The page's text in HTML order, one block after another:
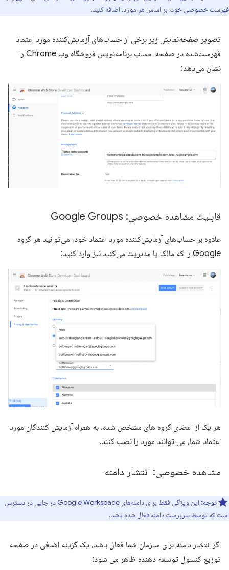
فهرست خصوصی خود، بر اساس هر مورد، اضافه کنید.
تصویر صفحه‌نمایش زیر برخی از حساب‌های آزمایش‌کننده مورد اعتماد
فهرست‌شده در صفحه حساب برنامه‌نویس فروشگاه وب Chrome را
نشان می‌دهد:
قابلیت مشاهده خصوصی: Google Groups
علاوه بر حساب‌های آزمایش‌کننده مورد اعتماد خود، می‌توانید هر گروه
Google را که مالک یا مدیریت می‌کنید نیز وارد کنید:
هر یک از اعضای گروه های مشخص شده، به همراه آزمایش کنندگان مورد
اعتماد شما، می توانند مورد را نصب کنند.
مشاهده خصوصی: انتشار دامنه
توجه:
این ویژگی فقط برای دامنه‌های Google Workspace در جایی در دسترس
است که توسط سرپرست دامنه فعال شده باشد.
اگر انتشار دامنه برای سازمان شما فعال باشد، یک گزینه اضافی در صفحه
توزیع کنسول توسعه دهنده ظاهر می شود: